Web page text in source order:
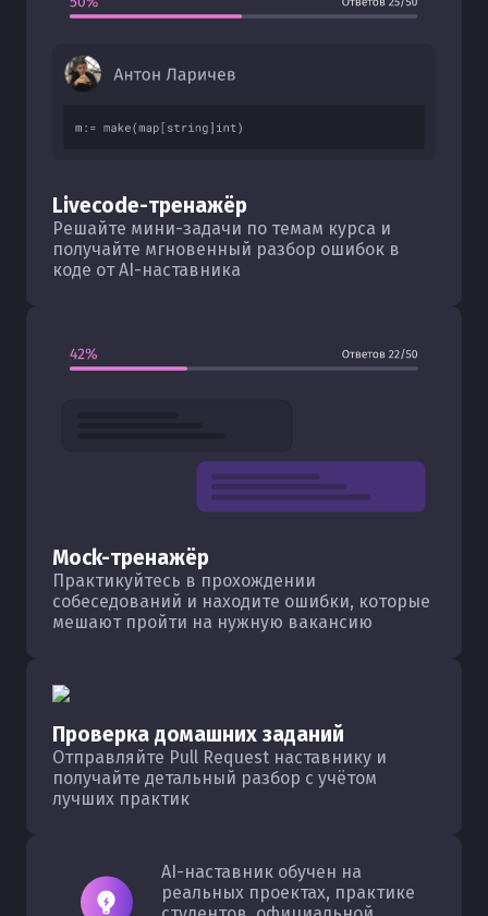
Livecode-тренажёр
Решайте мини-задачи по темам курса и
получайте мгновенный разбор ошибок в
коде от AI-наставника
Mock-тренажёр
Практикуйтесь в прохождении
собеседований и находите ошибки, которые
мешают пройти на нужную вакансию
Проверка домашних заданий
Отправляйте Pull Request наставнику и
получайте детальный разбор с учётом
лучших практик
AI-наставник обучен на
реальных проектах, практике